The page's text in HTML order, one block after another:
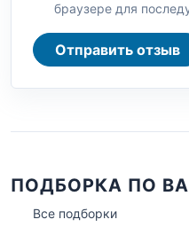
браузере для
Отправить отзыв
ПОДБОРКА ПО
Все подборки